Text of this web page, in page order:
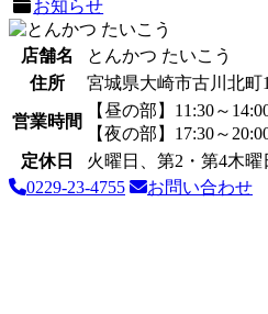
お知らせ
店舗名
とんかつ たいこう
住所
宮城県大崎市古川北町
営業時間
【昼の部】11:30～
【夜の部】17:30～
定休日
火曜日、第2・第4木曜
0229-23-4755
お問い合わせ